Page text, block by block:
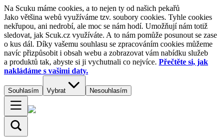
Na Scuku máme cookies, a to nejen ty od našich pekařů
Jako většina webů využíváme tzv. soubory cookies. Tyhle cookies
nekřupou, ani nedrobí, ale moc se nám hodí. Umožňují nám totiž
sledovat, jak Scuk.cz využíváte. A to nám pomůže posunout se zase
o kus dál. Díky vašemu souhlasu se zpracováním cookies můžeme
navíc přizpůsobit i obsah webu a zobrazovat vám nabídku služeb
a produktů tak, abyste si ji vychutnali co nejvíce. Přečtěte si, jak
nakládáme s vašimi daty.
Souhlasím Vybrat Nesouhlasím